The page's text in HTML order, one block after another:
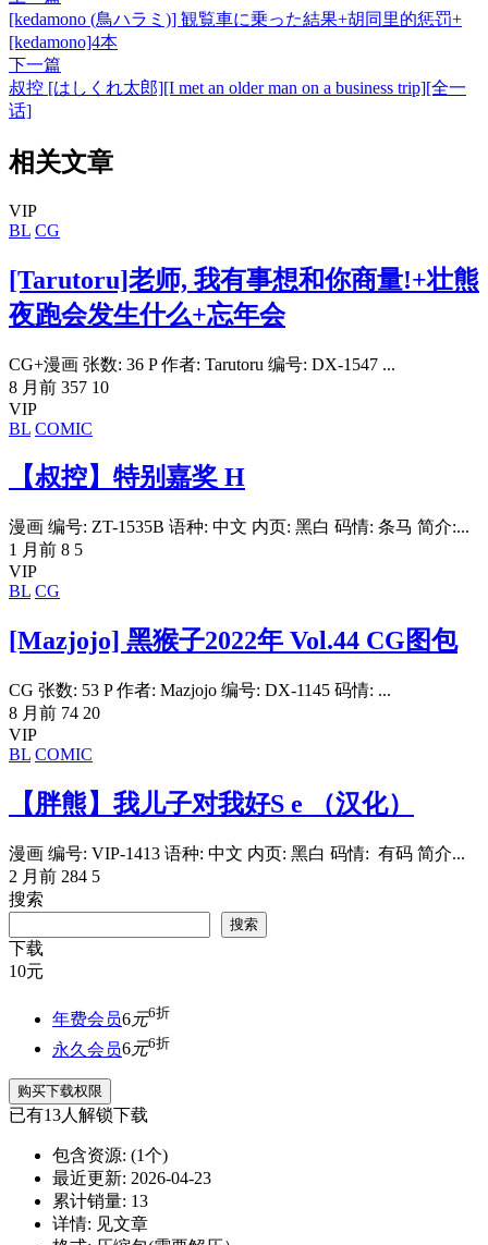
[kedamono (鳥ハラミ)] 観覧車に乗った結果+胡同里的惩罚+
[kedamono]4本
下一篇
叔控 [はしくれ太郎][I met an older man on a business trip][全一
话]
相关文章
VIP
BL CG
[Tarutoru]老师, 我有事想和你商量!+壮熊
夜跑会发生什么+忘年会
CG+漫画 张数: 36 P 作者: Tarutoru 编号: DX-1547 ...
8 月前 357 10
VIP
BL COMIC
【叔控】特别嘉奖 H
漫画 编号: ZT-1535B 语种: 中文 内页: 黑白 码情: 条马 简介:...
1 月前 8 5
VIP
BL CG
[Mazjojo] 黑猴子2022年 Vol.44 CG图包
CG 张数: 53 P 作者: Mazjojo 编号: DX-1145 码情: ...
8 月前 74 20
VIP
BL COMIC
【胖熊】我儿子对我好S e （汉化）
漫画 编号: VIP-1413 语种: 中文 内页: 黑白 码情: 有码 简介...
2 月前 284 5
搜索
搜索
下载
10元
年费会员6元6折
永久会员6元6折
购买下载权限
已有13人解锁下载
包含资源: (1个)
最近更新: 2026-04-23
累计销量: 13
详情: 见文章